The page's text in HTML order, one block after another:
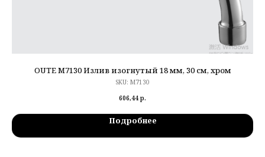
OUTE M7130 Излив изогнутый 18 мм, 30 см, хром
SKU: M7130
606,44 р.
Подробнее